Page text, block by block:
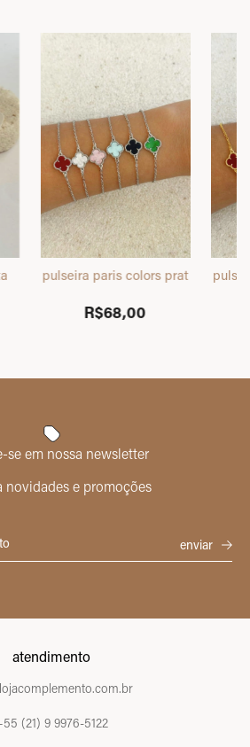
pulseira paris colors prata
R$68,00
se em nossa newsletter
novidades e promoções
atendimento
(21) 9 9976-5122